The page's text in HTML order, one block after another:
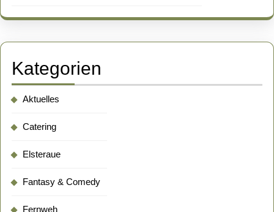
Kategorien
Aktuelles
Catering
Elsteraue
Fantasy & Comedy
Fernweh